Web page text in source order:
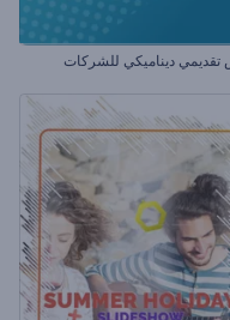
ديناميكي للشركات